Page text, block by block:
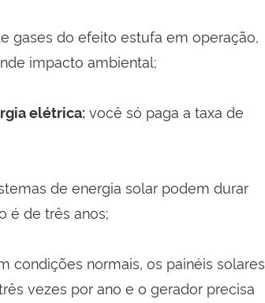
gases do efeito estufa em operação,
impacto ambiental;
elétrica: você só paga a taxa de
de energia solar podem durar
é de três anos;
condições normais, os painéis solares
vezes por ano e o gerador precisa